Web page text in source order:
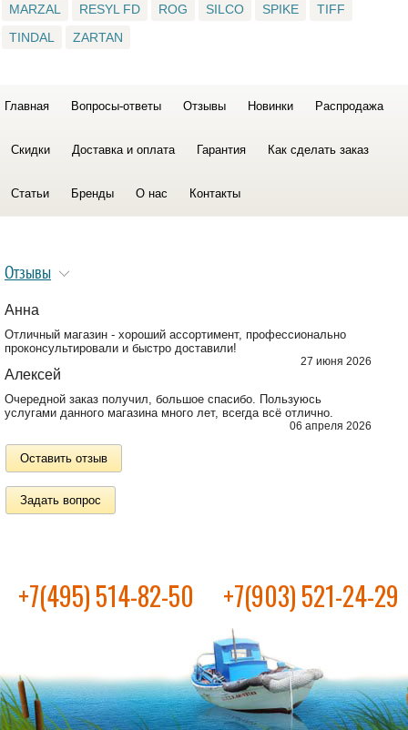
MARZAL
RESYL FD ROG SILCO SPIKE
TIFF
TINDAL
ZARTAN
Главная Вопросы-ответы Отзывы Новинки Распродажа
Скидки Доставка и оплата Гарантия Как сделать заказ
Статьи Бренды О нас Контакты
Отзывы
Анна
Отличный магазин - хороший ассортимент, профессионально
проконсультировали и быстро доставили!
27 июня 2026
Алексей
Очередной заказ получил, большое спасибо. Пользуюсь
услугами данного магазина много лет, всегда всё отлично.
06 апреля 2026
Оставить отзыв
Задать вопрос
+7(495) 514-82-50 +7(903) 521-24-29